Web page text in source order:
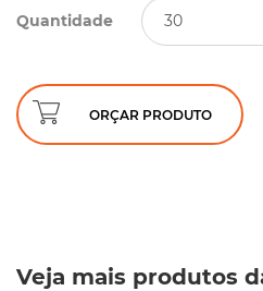
Quantidade
ORÇAR PRODUTO
Veja mais produtos